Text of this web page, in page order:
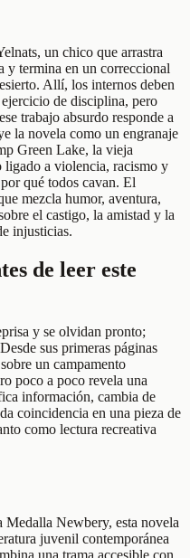
un chico que arrastra
y termina en un correccional
Allí, los internos deben
de disciplina, pero
trabajo absurdo responde a
la novela como un engranaje
Green Lake, la vieja
ligado a violencia, racismo y
qué todos cavan. El
mezcla humor, aventura,
el castigo, la amistad y la
injusticias.
de leer este
y se olvidan pronto;
sus primeras páginas
un campamento
poco a poco revela una
información, cambia de
coincidencia en una pieza de
como lectura recreativa
Medalla Newbery, esta novela
juvenil contemporánea